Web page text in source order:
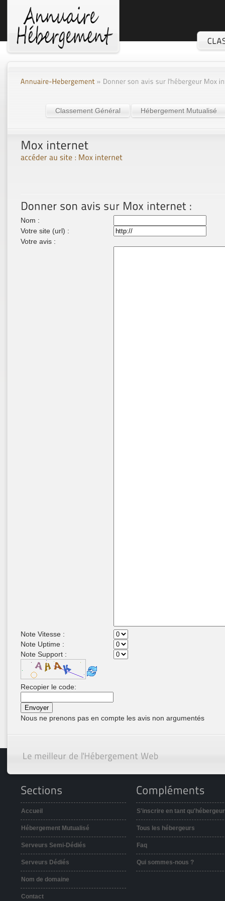
Classement Général Hébergement Mutualisé
Nom :
Votre site (url) :
Votre avis :
Note Vitesse :
Note Uptime :
Note Support :
Recopier le code:
Nous ne prenons pas en compte les avis non argumentés
Accueil
Hébergement Mutualisé
Serveurs Semi-Dédiés
Serveurs Dédiés
Nom de domaine
Contact
S'inscrire en tant qu'hébergeur
Tous les hébergeurs
Faq
Qui sommes-nous ?